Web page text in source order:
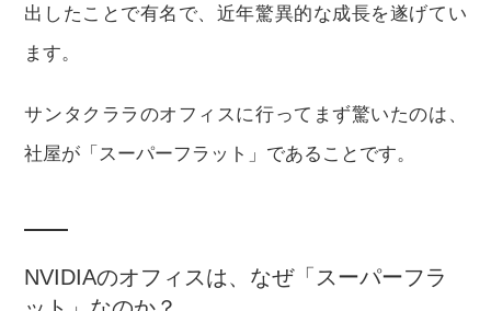
出したことで有名で、近年驚異的な成長を遂げてい
ます。
サンタクララのオフィスに行ってまず驚いたのは、
社屋が「スーパーフラット」であることです。
NVIDIAのオフィスは、なぜ「スーパーフラ